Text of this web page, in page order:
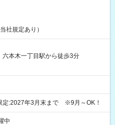
社規定あり）
六本木一丁目駅から徒歩3分
:2027年3月末まで ※9月～OK！
中